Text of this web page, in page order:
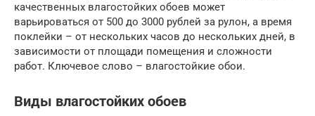
качественных влагостойких обоев может
варьироваться от 500 до 3000 рублей за рулон, а время
поклейки – от нескольких часов до нескольких дней, в
зависимости от площади помещения и сложности
работ. Ключевое слово – влагостойкие обои.
Виды влагостойких обоев